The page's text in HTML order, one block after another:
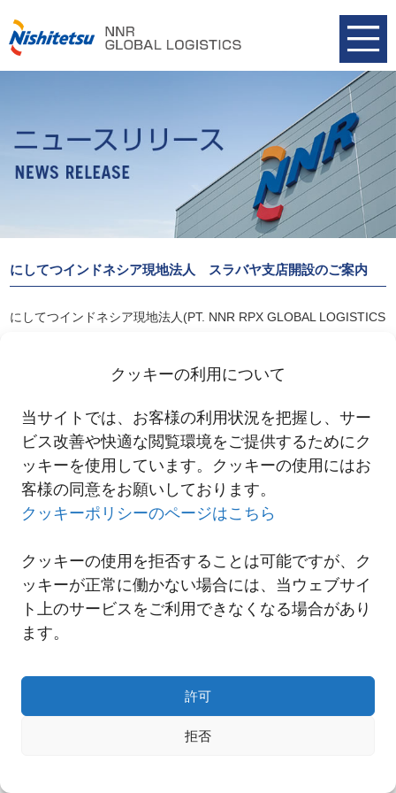
クッキーの利用について
当サイトでは、お客様の利用状況を把握し、サー
ビス改善や快適な閲覧環境をご提供するためにク
ッキーを使用しています。クッキーの使用にはお
客様の同意をお願いしております。
クッキーポリシーのページはこちら
クッキーの使用を拒否することは可能ですが、ク
ッキーが正常に働かない場合には、当ウェブサイ
ト上のサービスをご利用できなくなる場合があり
ます。
許可
拒否
にしてつインドネシア現地法人 スラバヤ支店開設のご案内
にしてつインドネシア現地法人(PT. NNR RPX GLOBAL LOGISTICS
詳細は以下リンクよりご覧ください。
一覧へ